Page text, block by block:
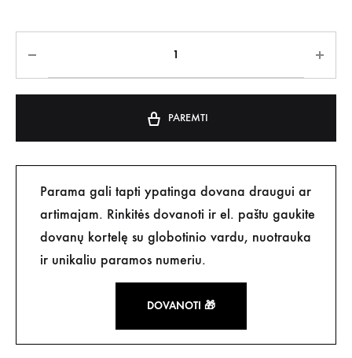
PAREMTI
Parama gali tapti ypatinga dovana draugui ar
artimajam. Rinkitės dovanoti ir el. paštu gaukite
dovanų kortelę su globotinio vardu, nuotrauka
ir unikaliu paramos numeriu.
DOVANOTI 🎁